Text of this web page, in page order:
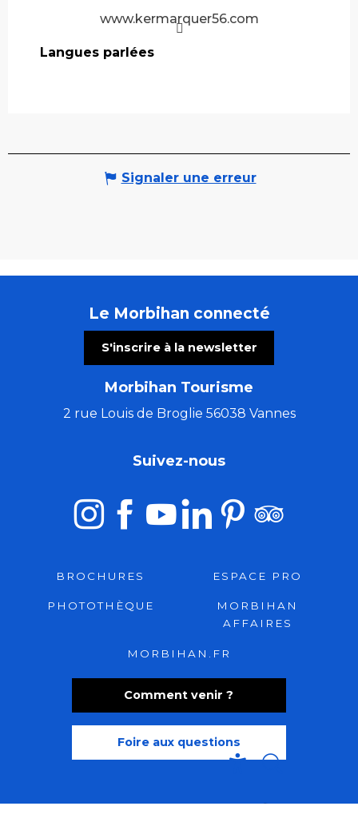
www.kermarquer56.com
Langues parlées
Langues parlées
Signaler une erreur
Le Morbihan connecté
S'inscrire à la newsletter
Morbihan Tourisme
2 rue Louis de Broglie 56038 Vannes
Comment venir ?
Foire aux questions
Suivez-nous
BROCHURES ESPACE PRO
PHOTOTHÈQUE
MORBIHAN
AFFAIRES
MORBIHAN.FR